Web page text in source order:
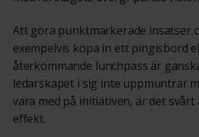
Att göra punktmarkerade insatser
exempelvis köpa in ett pingisbord
återkommande lunchpass är
ledarskapet i sig inte uppmuntrar
vara med på initiativen, är det
effekt.